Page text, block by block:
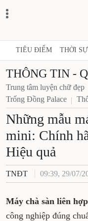
TIÊU ĐIỂM THỜI
THÔNG TIN -
Trung tâm luyện chữ đẹp
Trống Đồng Palace
Những mẫu
mini: Chính
Hiệu quả
TNĐT 09:39, 29/07/
Máy chà sàn liên
công nghiệp đúng